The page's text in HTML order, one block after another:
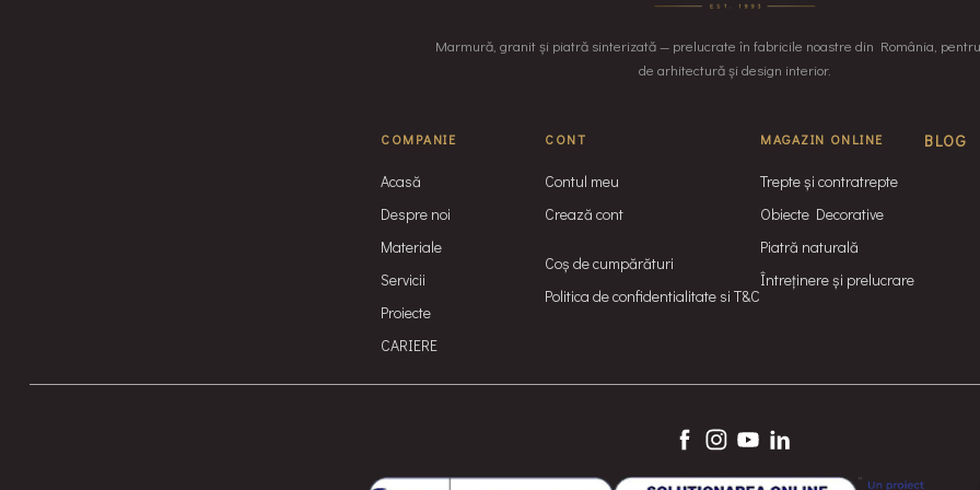
Marmură, granit și piatră sinterizată — prelucrate în fabricile noastre din România,
de arhitectură și design interior.
COMPANIE
Acasă
Despre noi
Materiale
Servicii
Proiecte
CARIERE
CONT
Contul meu
Crează cont
Coș de cumpărături
Politica de confidentialitate si T&C
MAGAZIN ONLINE
Trepte și contratrepte
Obiecte Decorative
Piatră naturală
Întreținere și prelucrare
BLOG